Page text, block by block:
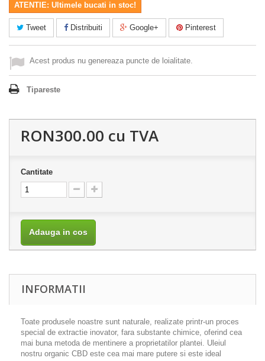
ATENTIE: Ultimele bucati in stoc!
Tweet Distribuiti Google+ Pinterest
Acest produs nu genereaza puncte de loialitate.
Tipareste
RON300.00 cu TVA
Cantitate
Adauga in cos
INFORMATII
Toate produsele noastre sunt naturale, realizate printr-un proces
special de extractie inovator, fara substante chimice, oferind cea
mai buna metoda de mentinere a proprietatilor plantei. Uleiul
nostru organic CBD este cea mai mare putere si este ideal